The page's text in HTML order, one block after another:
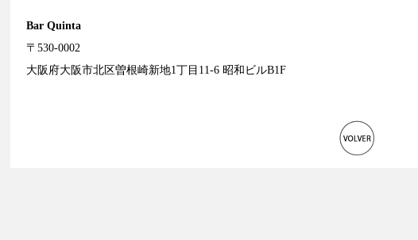
Bar Quinta
〒530-0002
大阪府大阪市北区曽根崎新地1丁目11-6 昭和ビルB1F